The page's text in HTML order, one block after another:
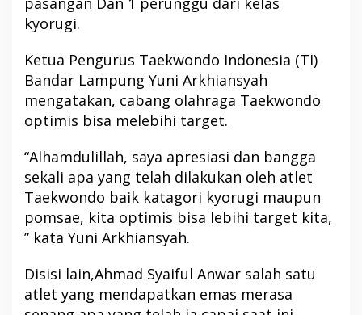
kyorugi.
Ketua Pengurus Taekwondo Indonesia (TI)
Bandar Lampung Yuni Arkhiansyah
mengatakan, cabang olahraga Taekwondo
optimis bisa melebihi target.
“Alhamdulillah, saya apresiasi dan bangga
sekali apa yang telah dilakukan oleh atlet
Taekwondo baik katagori kyorugi maupun
pomsae, kita optimis bisa lebihi target kita,
” kata Yuni Arkhiansyah.
Disisi lain,Ahmad Syaiful Anwar salah satu
atlet yang mendapatkan emas merasa